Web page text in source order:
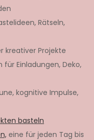
Rätseln,
kreativer Projekte
Einladungen, Deko,
kognitive Impulse,
basteln
eine für jeden Tag bis